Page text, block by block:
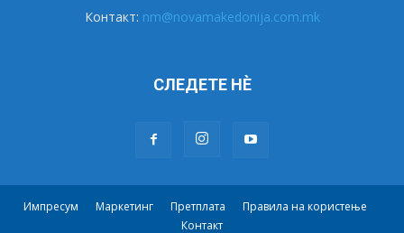
Контакт: nm@novamakedonija.com.mk
СЛЕДЕТЕ НÈ
Импресум Маркетинг Претплата
Правила на користење
Контакт